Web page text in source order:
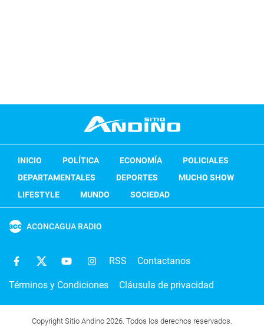
INICIO POLÍTICA ECONOMÍA
POLICIALES
DEPARTAMENTALES
DEPORTES
MUCHO SHOW
LIFESTYLE
MUNDO SOCIEDAD
ACONCAGUA RADIO
RSS Contactanos
Términos y Condiciones Cláusula de privacidad
Copyright Sitio Andino 2026. Todos los derechos reservados.